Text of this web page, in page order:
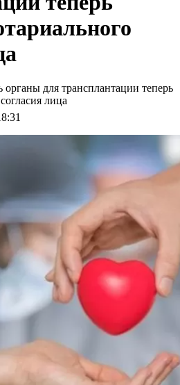
органы для трансплантации теперь
лица